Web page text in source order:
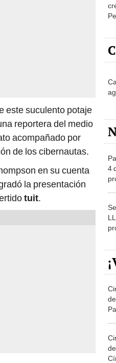
este suculento potaje
reportera del medio
acompañado por
de los cibernautas.
en su cuenta
la presentación
tuit.
4